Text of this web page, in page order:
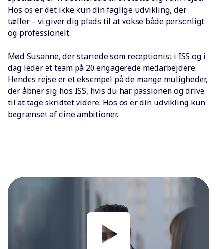
Hos os er det ikke kun din faglige udvikling, der
tæller – vi giver dig plads til at vokse både personligt
og professionelt.
Mød Susanne, der startede som receptionist i ISS og i
dag leder et team på 20 engagerede medarbejdere.
Hendes rejse er et eksempel på de mange muligheder,
der åbner sig hos ISS, hvis du har passionen og drive
til at tage skridtet videre. Hos os er din udvikling kun
begrænset af dine ambitioner.